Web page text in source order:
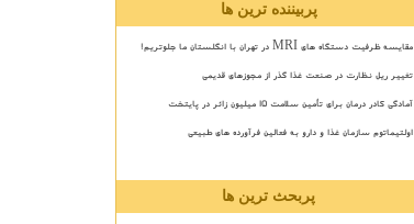
پربیننده ترین ها
مقایسه ظرفیت دستگاه های MRI در تهران با انگلستان ما جلوتریم!
تغییر ریل نظارت در صنعت غذا گذر از مجوزهای قدیمی
آمادگی کادر درمان برای تأمین سلامت 15 میلیون زائر در پایتخت
اولتیماتوم سازمان غذا و دارو به فعالین فرآورده های طبیعی
پربحث ترین ها